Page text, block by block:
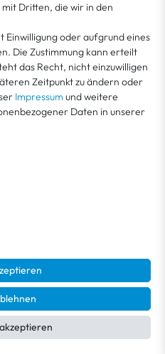
Versandkosten. Kostenloser Versand
/powered bycreateyourtemplate
Dritten, die wir in den
oder aufgrund eines
Die Zustimmung kann erteilt
das Recht, nicht einzuwilligen
Zeitpunkt zu ändern oder
Impressum und weitere
Daten in unserer